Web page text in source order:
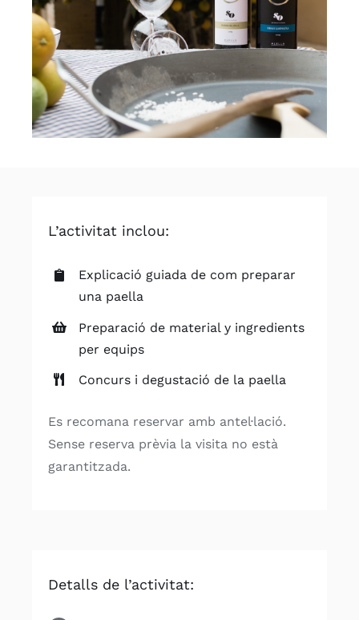
L’activitat inclou:
Explicació guiada de com preparar
una paella
Preparació de material y ingredients
per equips
Concurs i degustació de la paella
Es recomana reservar amb antel·lació.
Sense reserva prèvia la visita no està
garantitzada.
Detalls de l’activitat: